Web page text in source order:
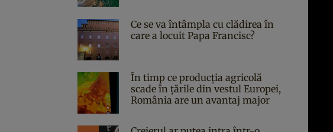
Ce se va întâmpla cu clădirea în
care a locuit Papa Francisc?
În timp ce producția agricolă
scade în țările din vestul Europei,
România are un avantaj major